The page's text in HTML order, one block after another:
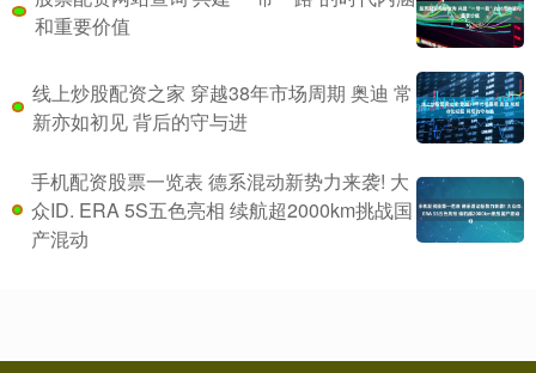
和重要价值
线上炒股配资之家 穿越38年市场周期 奥迪 常
新亦如初见 背后的守与进
手机配资股票一览表 德系混动新势力来袭! 大
众ID. ERA 5S五色亮相 续航超2000km挑战国
产混动